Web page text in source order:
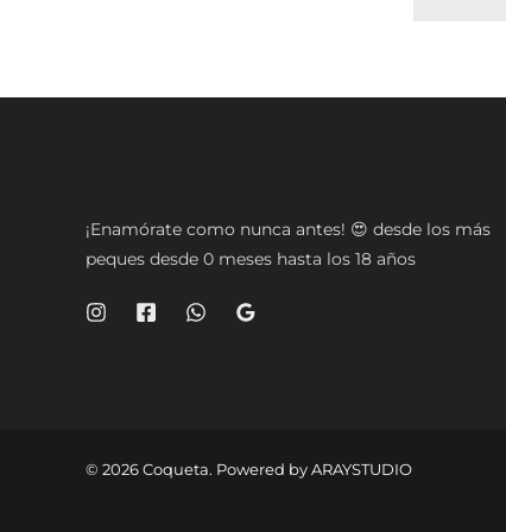
¡Enamórate como nunca antes! 😍 desde los más
peques desde 0 meses hasta los 18 años
© 2026 Coqueta. Powered byARAYSTUDIO